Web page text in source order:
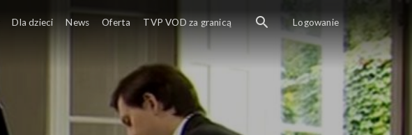
Dla dzieci News Oferta TVP VOD za granicą Logowanie